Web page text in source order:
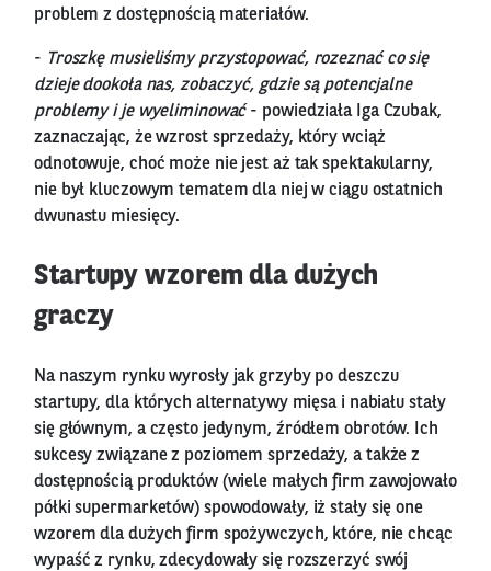
problem z dostępnością materiałów.
- Troszkę musieliśmy przystopować, rozeznać co się
dzieje dookoła nas, zobaczyć, gdzie są potencjalne
problemy i je wyeliminować- powiedziała Iga Czubak,
zaznaczając, że wzrost sprzedaży, który wciąż
odnotowuje, choć może nie jest aż tak spektakularny,
nie był kluczowym tematem dla niej w ciągu ostatnich
dwunastu miesięcy.
Startupy wzorem dla dużych
graczy
Na naszym rynku wyrosły jak grzyby po deszczu
startupy, dla których alternatywy mięsa i nabiału stały
się głównym, a często jedynym, źródłem obrotów. Ich
sukcesy związane z poziomem sprzedaży, a także z
dostępnością produktów (wiele małych firm zawojowało
półki supermarketów) spowodowały, iż stały się one
wzorem dla dużych firm spożywczych, które, nie chcąc
wypaść z rynku, zdecydowały się rozszerzyć swój